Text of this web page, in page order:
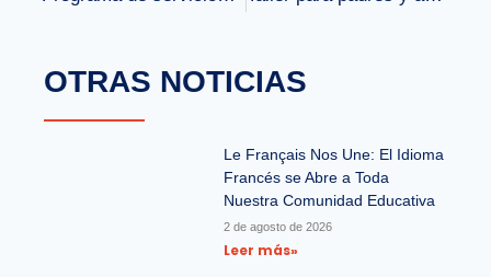
OTRAS NOTICIAS
Le Français Nos Une: El Idioma
Francés se Abre a Toda
Nuestra Comunidad Educativa
2 de agosto de 2026
Leer más»